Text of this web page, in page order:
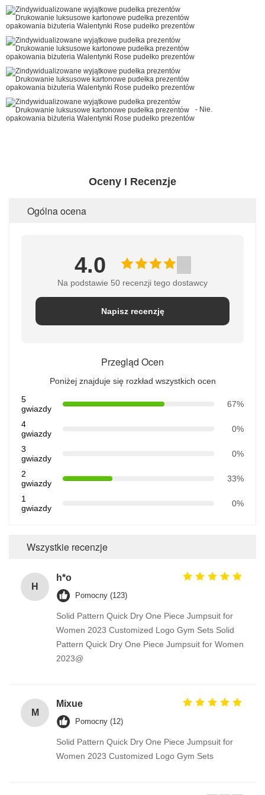
- Nie.
Oceny I Recenzje
Ogólna ocena
4.0
Na podstawie 50 recenzji tego dostawcy
Napisz recenzję
Przegląd Ocen
Poniżej znajduje się rozkład wszystkich ocen
5
gwiazdy
67%
4
gwiazdy
0%
3
gwiazdy
0%
2
gwiazdy
33%
1
gwiazdy
0%
Wszystkie recenzje
H
h*o
Pomocny (123)
Solid Pattern Quick Dry One Piece Jumpsuit for
Women 2023 Customized Logo Gym Sets Solid
Pattern Quick Dry One Piece Jumpsuit for Women
2023@
M
Mixue
Pomocny (12)
Solid Pattern Quick Dry One Piece Jumpsuit for
Women 2023 Customized Logo Gym Sets